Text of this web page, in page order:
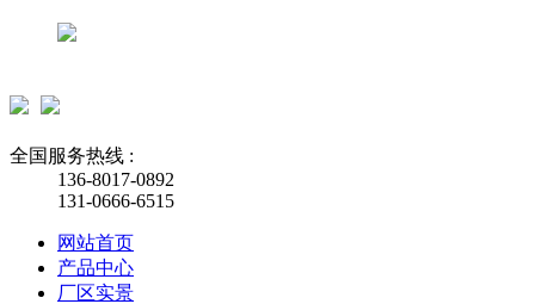
全国服务热线 :
136-8017-0892
131-0666-6515
网站首页
产品中心
厂区实景